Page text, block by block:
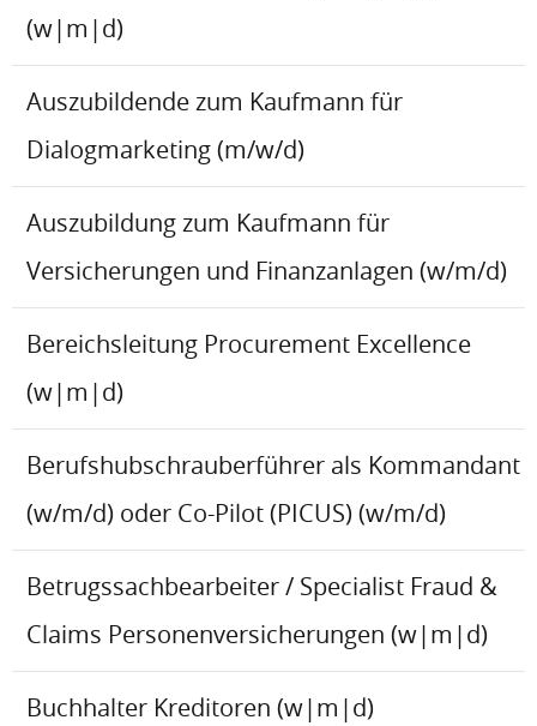
(w|m|d)
Auszubildende zum Kaufmann für
Dialogmarketing (m/w/d)
Auszubildung zum Kaufmann für
Versicherungen und Finanzanlagen (w/m/d)
Bereichsleitung Procurement Excellence
(w|m|d)
Berufshubschrauberführer als Kommandant
(w/m/d) oder Co-Pilot (PICUS) (w/m/d)
Betrugssachbearbeiter / Specialist Fraud &
Claims Personenversicherungen (w|m|d)
Buchhalter Kreditoren (w|m|d)